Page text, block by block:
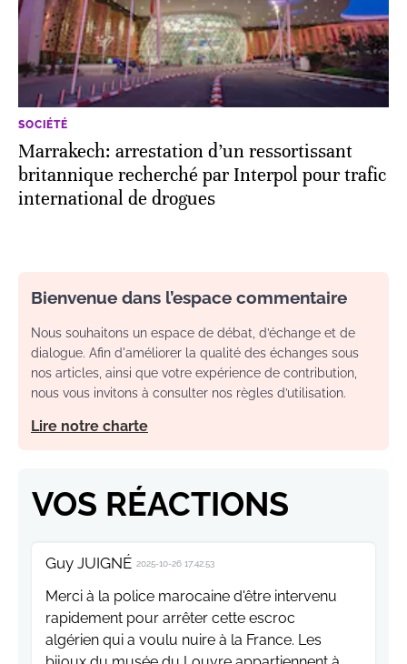
SOCIÉTÉ
Marrakech: arrestation d’un ressortissant
britannique recherché par Interpol pour trafic
international de drogues
Bienvenue dans l’espace commentaire
Nous souhaitons un espace de débat, d’échange et de
dialogue. Afin d'améliorer la qualité des échanges sous
nos articles, ainsi que votre expérience de contribution,
nous vous invitons à consulter nos règles d’utilisation.
Lire notre charte
VOS RÉACTIONS
Guy JUIGNÉ 2025-10-26 17:42:53
Merci à la police marocaine d'être intervenu
rapidement pour arrêter cette escroc
algérien qui a voulu nuire à la France. Les